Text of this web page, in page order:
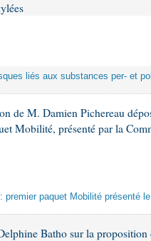
liés aux substances per- et
de M. Damien Pichereau
Mobilité, présenté par la
premier paquet Mobilité présenté
Batho sur la